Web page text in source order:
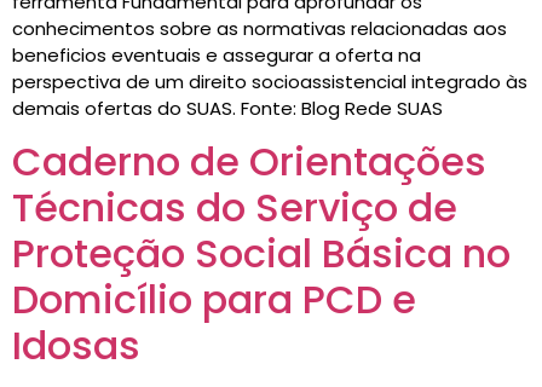
conhecimentos sobre as normativas relacionadas aos
beneficios eventuais e assegurar a oferta na
perspectiva de um direito socioassistencial integrado às
demais ofertas do SUAS. Fonte: Blog Rede SUAS
Caderno de Orientações
Técnicas do Serviço de
Proteção Social Básica no
Domicílio para PCD e
Idosas